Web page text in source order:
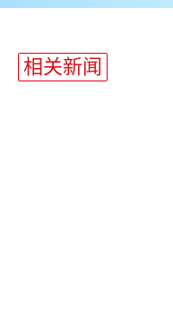
相关新闻